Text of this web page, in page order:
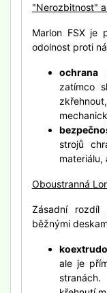
"Nerozbitnost"
Marlon FSX je
odolnost proti
zatímco
strojů
Oboustranná
Zásadní rozdíl
běžnými
ale je